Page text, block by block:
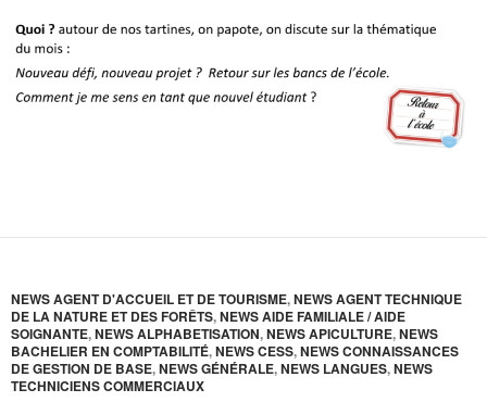
NEWS AGENT D'ACCUEIL ET DE TOURISME,NEWS AGENT TECHNIQUE
DE LA NATURE ET DES FORÊTS,NEWS AIDE FAMILIALE / AIDE
SOIGNANTE,NEWS ALPHABETISATION,NEWS APICULTURE,NEWS
BACHELIER EN COMPTABILITÉ,NEWS CESS,NEWS CONNAISSANCES
DE GESTION DE BASE,NEWS GÉNÉRALE,NEWS LANGUES,NEWS
TECHNICIENS COMMERCIAUX